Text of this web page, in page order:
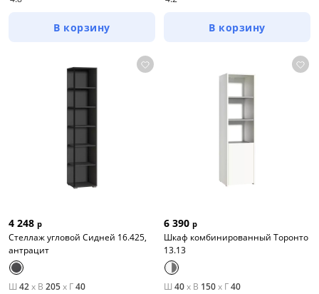
В корзину В корзину
4 248 р
Стеллаж угловой Сидней 16.425,
антрацит
Ш 42x В 205x Г40
6 390 р
Шкаф комбинированный Торонто
13.13
Ш 40x В 150x Г40